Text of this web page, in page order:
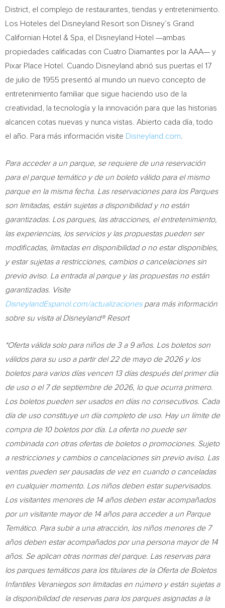
District, el complejo de restaurantes, tiendas y entretenimiento.
Los Hoteles del Disneyland Resort son Disney’s Grand
Californian Hotel & Spa, el Disneyland Hotel —ambas
propiedades calificadas con Cuatro Diamantes por la AAA— y
Pixar Place Hotel. Cuando Disneyland abrió sus puertas el 17
de julio de 1955 presentó al mundo un nuevo concepto de
entretenimiento familiar que sigue haciendo uso de la
creatividad, la tecnología y la innovación para que las historias
alcancen cotas nuevas y nunca vistas. Abierto cada día, todo
el año. Para más información visite Disneyland.com
Para acceder a un parque, se requiere de una reservación
para el parque temático y de un boleto válido para el mismo
parque en la misma fecha. Las reservaciones para los Parques
son limitadas, están sujetas a disponibilidad y no están
garantizadas. Los parques, las atracciones, el entretenimiento,
las experiencias, los servicios y las propuestas pueden ser
modificadas, limitadas en disponibilidad o no estar disponibles,
y estar sujetas a restricciones, cambios o cancelaciones sin
previo aviso. La entrada al parque y las propuestas no están
garantizadas. Visite
DisneylandEspanol.com/actualizacionespara más información
sobre su visita alDisneyland®Resort
*Oferta válida solo para niños de 3 a 9 años. Los boletos son
válidos para su uso a partir del 22 de mayo de 2026 y los
boletos para varios días vencen 13 días después del primer día
de uso o el 7 de septiembre de 2026, lo que ocurra primero.
Los boletos pueden ser usados en días no consecutivos. Cada
día de uso constituye un día completo de uso. Hay un límite de
compra de 10 boletos por día. La oferta no puede ser
combinada con otras ofertas de boletos o promociones. Sujeto
a restricciones y cambios o cancelaciones sin previo aviso. Las
ventas pueden ser pausadas de vez en cuando o canceladas
en cualquier momento. Los niños deben estar supervisados.
Los visitantes menores de 14 años deben estar acompañados
por un visitante mayor de 14 años para acceder a un Parque
Temático. Para subir a una atracción, los niños menores de 7
años deben estar acompañados por una persona mayor de 14
años. Se aplican otras normas del parque. Las reservas para
los parques temáticos para los titulares de la Oferta de Boletos
Infantiles Veraniegos son limitadas en número y están sujetas a
la disponibilidad de reservas para los parques asignadas a la